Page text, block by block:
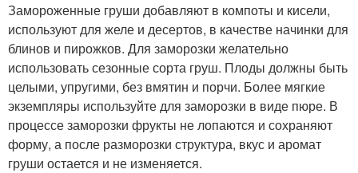
Замороженные груши добавляют в компоты и кисели,
используют для желе и десертов, в качестве начинки для
блинов и пирожков. Для заморозки желательно
использовать сезонные сорта груш. Плоды должны быть
целыми, упругими, без вмятин и порчи. Более мягкие
экземпляры используйте для заморозки в виде пюре. В
процессе заморозки фрукты не лопаются и сохраняют
форму, а после разморозки структура, вкус и аромат
груши остается и не изменяется.